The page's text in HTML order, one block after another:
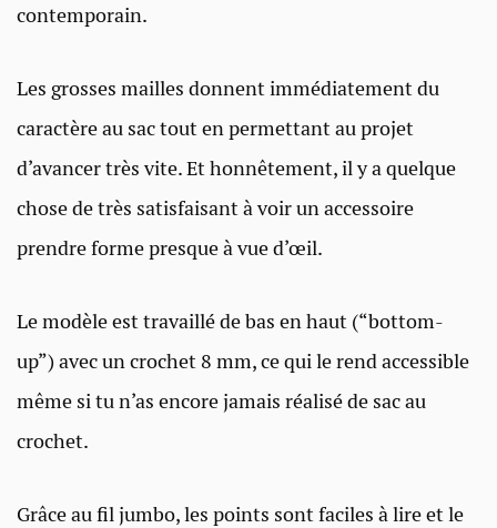
contemporain.
Les grosses mailles donnent immédiatement du
caractère au sac tout en permettant au projet
d’avancer très vite. Et honnêtement, il y a quelque
chose de très satisfaisant à voir un accessoire
prendre forme presque à vue d’œil.
Le modèle est travaillé de bas en haut (“bottom-
up”) avec un crochet 8 mm, ce qui le rend accessible
même si tu n’as encore jamais réalisé de sac au
crochet.
Grâce au fil jumbo, les points sont faciles à lire et le